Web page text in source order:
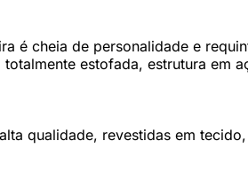
é cheia de personalidade e
estofada, estrutura em
qualidade, revestidas em